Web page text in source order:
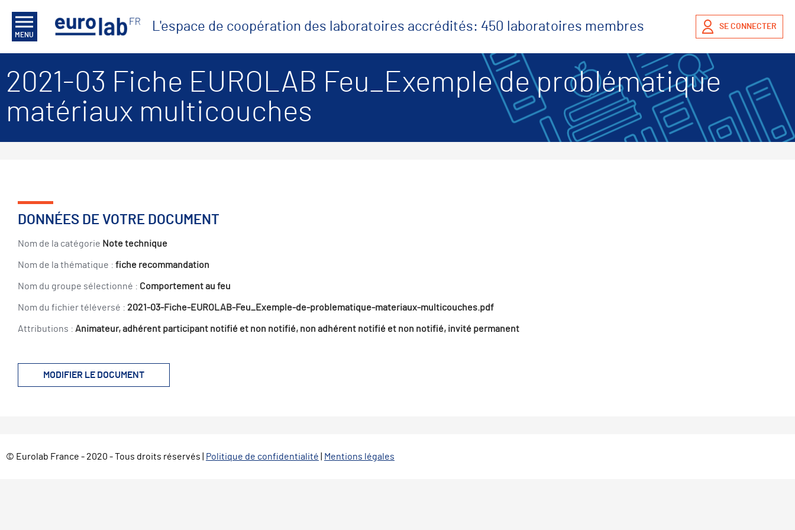
MENU
L'espace de coopération des laboratoires accrédités: 450 laboratoires membres SE CONNECTER
2021-03 Fiche EUROLAB Feu_Exemple de problématique
matériaux multicouches
DONNÉES DE VOTRE DOCUMENT
Nom de la catégorie Note technique
Nom de la thématique : fiche recommandation
Nom du groupe sélectionné : Comportement au feu
Nom du fichier téléversé : 2021-03-Fiche-EUROLAB-Feu_Exemple-de-problematique-materiaux-multicouches.pdf
Attributions : Animateur, adhérent participant notifié et non notifié, non adhérent notifié et non notifié, invité permanent
MODIFIER LE DOCUMENT
© Eurolab France - 2020 - Tous droits réservés | Politique de confidentialité Mentions légales